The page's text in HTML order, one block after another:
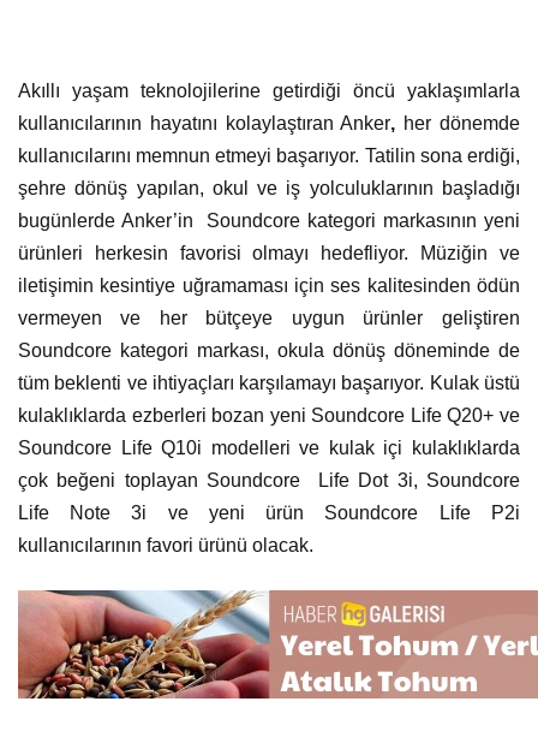
Akıllı yaşam teknolojilerine getirdiği öncü yaklaşımlarla
kullanıcılarının hayatını kolaylaştıran Anker, her dönemde
kullanıcılarını memnun etmeyi başarıyor. Tatilin sona erdiği,
şehre dönüş yapılan, okul ve iş yolculuklarının başladığı
bugünlerde Anker’in Soundcore kategori markasının yeni
ürünleri herkesin favorisi olmayı hedefliyor. Müziğin ve
iletişimin kesintiye uğramaması için ses kalitesinden ödün
vermeyen ve her bütçeye uygun ürünler geliştiren
Soundcore kategori markası, okula dönüş döneminde de
tüm beklenti ve ihtiyaçları karşılamayı başarıyor. Kulak üstü
kulaklıklarda ezberleri bozan yeni Soundcore Life Q20+ ve
Soundcore Life Q10i modelleri ve kulak içi kulaklıklarda
çok beğeni toplayan Soundcore Life Dot 3i, Soundcore
Life Note 3i ve yeni ürün Soundcore Life P2i
kullanıcılarının favori ürünü olacak.